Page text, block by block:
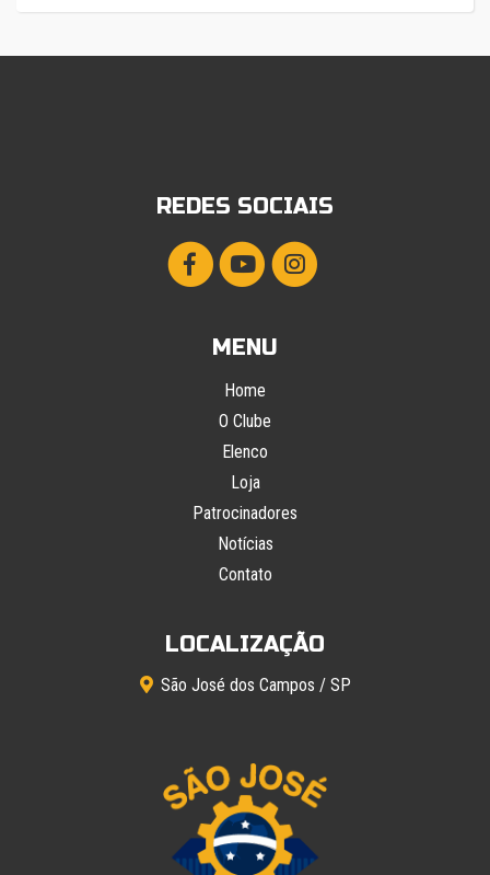
REDES SOCIAIS
MENU
Home
O Clube
Elenco
Loja
Patrocinadores
Notícias
Contato
LOCALIZAÇÃO
São José dos Campos / SP